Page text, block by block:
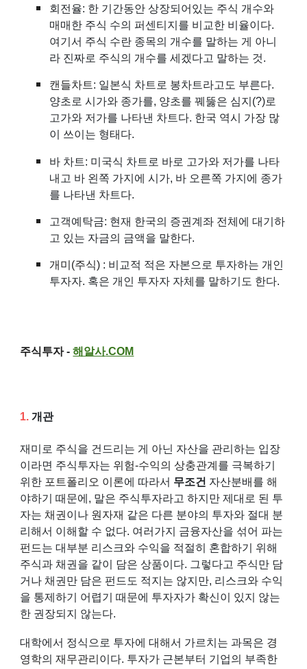
회전율: 한 기간동안 상장되어있는 주식 개수와
매매한 주식 수의 퍼센티지를 비교한 비율이다.
여기서 주식 수란 종목의 개수를 말하는 게 아니
라 진짜로 주식의 개수를 세겠다고 말하는 것.
캔들차트: 일본식 차트로 봉차트라고도 부른다.
양초로 시가와 종가를, 양초를 꿰뚫은 심지(?)로
고가와 저가를 나타낸 차트다. 한국 역시 가장 많
이 쓰이는 형태다.
바 차트: 미국식 차트로 바로 고가와 저가를 나타
내고 바 왼쪽 가지에 시가, 바 오른쪽 가지에 종가
를 나타낸 차트다.
고객예탁금: 현재 한국의 증권계좌 전체에 대기하
고 있는 자금의 금액을 말한다.
개미(주식) : 비교적 적은 자본으로 투자하는 개인
투자자. 혹은 개인 투자자 자체를 말하기도 한다.
주식투자-해알사.COM
1. 개관
재미로 주식을 건드리는 게 아닌 자산을 관리하는 입장
이라면 주식투자는 위험-수익의 상충관계 를 극복하기
위한 포트폴리오 이론에 따라서 무조건 자산분배를 해
야하기 때문에, 말은 주식투자라고 하지만 제대로 된 투
자는 채권 이나 원자재 같은 다른 분야의 투자와 절대 분
리해서 이해할 수 없다. 여러가지 금융자산을 섞어 파는
펀드는 대부분 리스크와 수익을 적절히 혼합하기 위해
주식과 채권을 같이 담은 상품이다. 그렇다고 주식만 담
거나 채권만 담은 펀드도 적지는 않지만, 리스크와 수익
을 통제하기 어렵기 때문에 투자자가 확신이 있지 않는
한 권장되지 않는다.
대학에서 정식으로 투자에 대해서 가르치는 과목은 경
영학의재무관리 이다. 투자가 근본부터 기업의 부족한